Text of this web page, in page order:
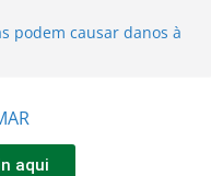
podem causar danos à
no 4º Congresso da
de R$ 1,7 milhão e
da
aqui